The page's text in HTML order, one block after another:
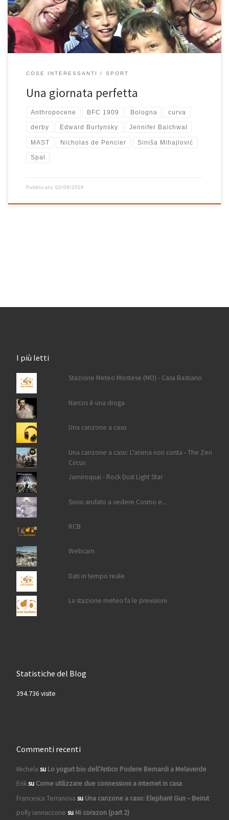
ricordo di questo pomeriggio passato a Bologna. Ma partiamo […]
COSE INTERESSANTI SPORT
Una giornata perfetta
Anthropocene BFC 1909 Bologna curva
derby Edward Burtynsky Jennifer Baichwal
MAST Nicholas de Pencier Siniša Mihajlović
Spal
Pubblicato 02/09/2019
I più letti
Stazione Meteo Montese (MO) - Casa Bastiano
Narcos è una droga
Una canzone a caso
Una canzone a caso: L'anima non conta - The Zen
Circus
Jamiroquai - Rock Dust Light Star
Sono andato a vedere Cosmo e...
RCB
Webcam
Dati in tempo reale
La stazione meteo fa le previsioni
Statistiche del Blog
394.736 visite
Commenti recenti
Michela su Lo yogurt bio dell’Antico Podere Bernardi a Melaverde
Eriksu Come utilizzare due connessioni a internet in casa
Francesca Terranova su Una canzone a caso: Elephant Gun – Beirut
polly iannaccone su Mi corazon (part 2)